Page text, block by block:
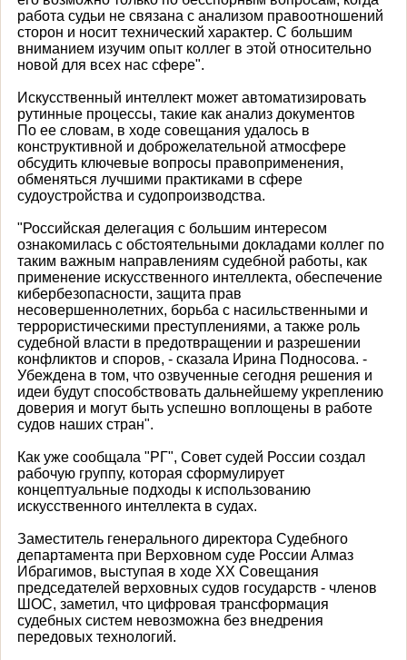
работа судьи не связана с анализом правоотношений
сторон и носит технический характер. С большим
вниманием изучим опыт коллег в этой относительно
новой для всех нас сфере".
Искусственный интеллект может автоматизировать
рутинные процессы, такие как анализ документов
По ее словам, в ходе совещания удалось в
конструктивной и доброжелательной атмосфере
обсудить ключевые вопросы правоприменения,
обменяться лучшими практиками в сфере
судоустройства и судопроизводства.
"Российская делегация с большим интересом
ознакомилась с обстоятельными докладами коллег по
таким важным направлениям судебной работы, как
применение искусственного интеллекта, обеспечение
кибербезопасности, защита прав
несовершеннолетних, борьба с насильственными и
террористическими преступлениями, а также роль
судебной власти в предотвращении и разрешении
конфликтов и споров, - сказала Ирина Подносова. -
Убеждена в том, что озвученные сегодня решения и
идеи будут способствовать дальнейшему укреплению
доверия и могут быть успешно воплощены в работе
судов наших стран".
Как уже сообщала "РГ", Совет судей России создал
рабочую группу, которая сформулирует
концептуальные подходы к использованию
искусственного интеллекта в судах.
Заместитель генерального директора Судебного
департамента при Верховном суде России Алмаз
Ибрагимов, выступая в ходе XX Совещания
председателей верховных судов государств - членов
ШОС, заметил, что цифровая трансформация
судебных систем невозможна без внедрения
передовых технологий.